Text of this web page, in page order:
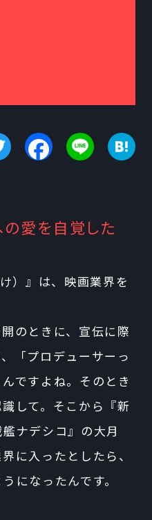
Twitter Facebook Line
愛を自覚した
）』は、映画業界を
のときに、宣伝に際
「プロデューサーっ
ですよね。そのとき
して。そこから『新
ナデシコ』の大月
に入ったとしたら、
になったんです。